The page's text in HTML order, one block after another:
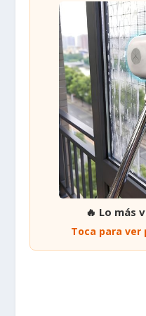
🔥 Lo más
Toca para